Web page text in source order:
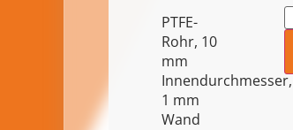
PTFE-
Rohr, 10
mm
Innendurchmesser,
1 mm
Wand